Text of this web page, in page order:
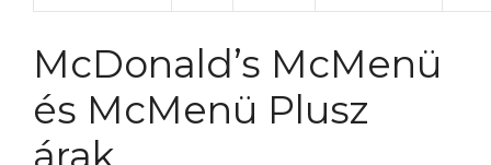
McDonald’s McMenü
és McMenü Plusz